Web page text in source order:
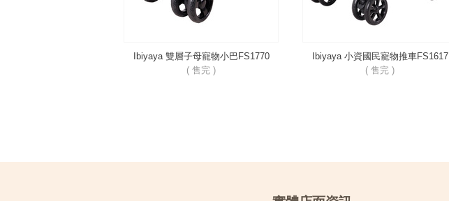
Ibiyaya 雙層子母寵物小巴FS1770
( 售完 )
Ibiyaya 小資國民寵物推車FS1617
( 售完 )